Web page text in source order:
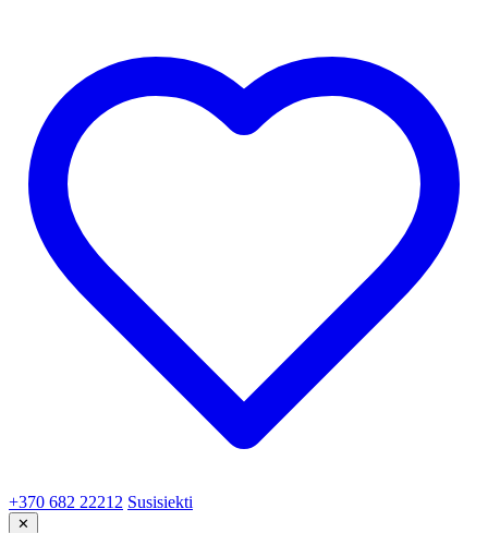
+370 682 22212 Susisiekti
✕